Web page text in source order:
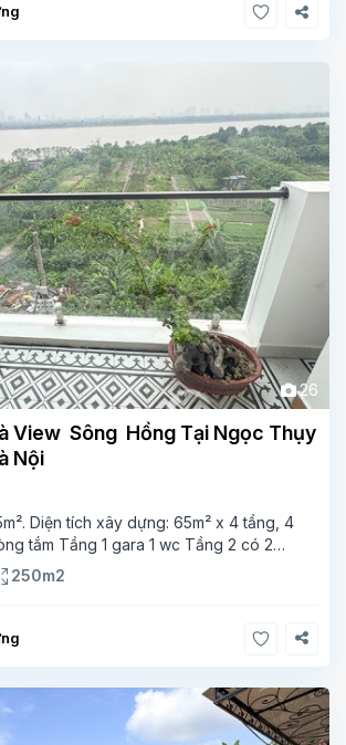
26
View Sông Hồng Tại Ngọc Thụy
Nội
Diện tích xây dựng: 65m² x 4 tầng, 4
tắm Tầng 1 gara 1 wc Tầng 2 có 2
tắm Tầng 3 có 2 phòng ngủ, 2 phòng
khách, phòng
250m2